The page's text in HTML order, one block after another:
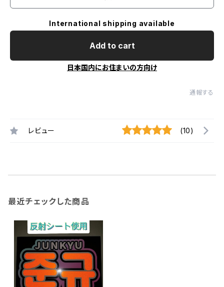
International shipping available
Add to cart
日本国内にお住まいの方向け
通報する
レビュー (10)
最近チェックした商品